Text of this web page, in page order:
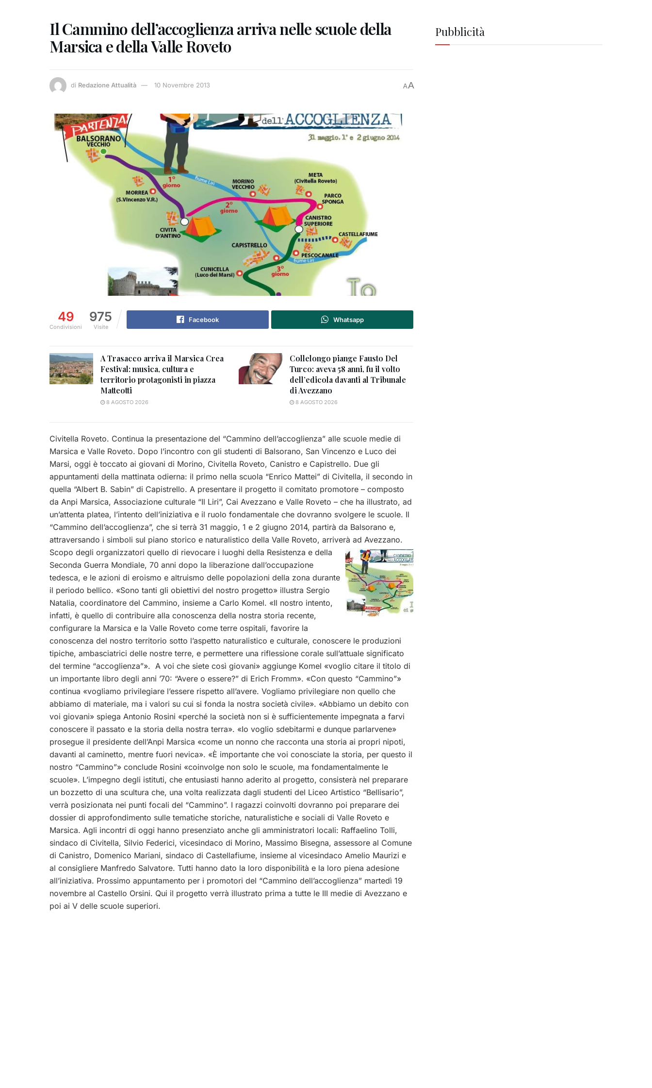
Il Cammino dell’accoglienza arriva nelle scuole della
Marsica e della Valle Roveto
di Redazione Attualità 10 Novembre 2013 AA
49
Condivisioni
975
Visite
Facebook Whatsapp
A Trasacco arriva il Marsica Crea
Festival: musica, cultura e
territorio protagonisti in piazza
Matteotti
8 AGOSTO 2026
Collelongo piange Fausto Del
Turco: aveva 58 anni, fu il volto
dell’edicola davanti al Tribunale
di Avezzano
8 AGOSTO 2026
Civitella Roveto. Continua la presentazione del “Cammino dell’accoglienza” alle scuole medie di
Marsica e Valle Roveto. Dopo l’incontro con gli studenti di Balsorano, San Vincenzo e Luco dei
Marsi, oggi è toccato ai giovani di Morino, Civitella Roveto, Canistro e Capistrello. Due gli
appuntamenti della mattinata odierna: il primo nella scuola “Enrico Mattei” di Civitella, il secondo in
quella “Albert B. Sabin” di Capistrello. A presentare il progetto il comitato promotore – composto
da Anpi Marsica, Associazione culturale “Il Liri”, Cai Avezzano e Valle Roveto – che ha illustrato, ad
un’attenta platea, l’intento dell’iniziativa e il ruolo fondamentale che dovranno svolgere le scuole. Il
“Cammino dell’accoglienza”, che si terrà 31 maggio, 1 e 2 giugno 2014, partirà da Balsorano e,
attraversando i simboli sul piano storico e naturalistico della Valle Roveto, arriverà ad Avezzano.
Scopo degli organizzatori quello di rievocare i luoghi della Resistenza e della
Seconda Guerra Mondiale, 70 anni dopo la liberazione dall’occupazione
tedesca, e le azioni di eroismo e altruismo delle popolazioni della zona durante
il periodo bellico. «Sono tanti gli obiettivi del nostro progetto» illustra Sergio
Natalia, coordinatore del Cammino, insieme a Carlo Komel. «Il nostro intento,
infatti, è quello di contribuire alla conoscenza della nostra storia recente,
configurare la Marsica e la Valle Roveto come terre ospitali, favorire la
conoscenza del nostro territorio sotto l’aspetto naturalistico e culturale, conoscere le produzioni
tipiche, ambasciatrici delle nostre terre, e permettere una riflessione corale sull’attuale significato
del termine “accoglienza”». A voi che siete così giovani» aggiunge Komel «voglio citare il titolo di
un importante libro degli anni ’70: “Avere o essere?” di Erich Fromm». «Con questo “Cammino”»
continua «vogliamo privilegiare l’essere rispetto all’avere. Vogliamo privilegiare non quello che
abbiamo di materiale, ma i valori su cui si fonda la nostra società civile». «Abbiamo un debito con
voi giovani» spiega Antonio Rosini «perché la società non si è sufficientemente impegnata a farvi
conoscere il passato e la storia della nostra terra». «Io voglio sdebitarmi e dunque parlarvene»
prosegue il presidente dell’Anpi Marsica «come un nonno che racconta una storia ai propri nipoti,
davanti al caminetto, mentre fuori nevica». «È importante che voi conosciate la storia, per questo il
nostro “Cammino”» conclude Rosini «coinvolge non solo le scuole, ma fondamentalmente le
scuole». L’impegno degli istituti, che entusiasti hanno aderito al progetto, consisterà nel preparare
un bozzetto di una scultura che, una volta realizzata dagli studenti del Liceo Artistico “Bellisario”,
verrà posizionata nei punti focali del “Cammino”. I ragazzi coinvolti dovranno poi preparare dei
dossier di approfondimento sulle tematiche storiche, naturalistiche e sociali di Valle Roveto e
Marsica. Agli incontri di oggi hanno presenziato anche gli amministratori locali: Raffaelino Tolli,
sindaco di Civitella, Silvio Federici, vicesindaco di Morino, Massimo Bisegna, assessore al Comune
di Canistro, Domenico Mariani, sindaco di Castellafiume, insieme al vicesindaco Amelio Maurizi e
al consigliere Manfredo Salvatore. Tutti hanno dato la loro disponibilità e la loro piena adesione
all’iniziativa. Prossimo appuntamento per i promotori del “Cammino dell’accoglienza” martedì 19
novembre al Castello Orsini. Qui il progetto verrà illustrato prima a tutte le III medie di Avezzano e
poi ai V delle scuole superiori.
Pubblicità